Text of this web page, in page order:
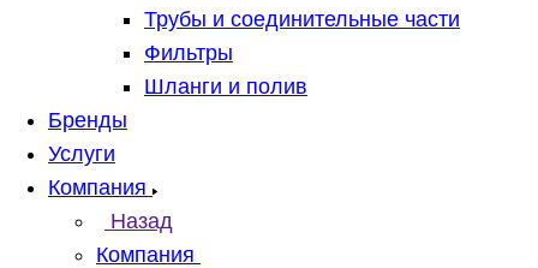
Трубы и соединительные части
Фильтры
Шланги и полив
Бренды
Услуги
Компания
Назад
Компания